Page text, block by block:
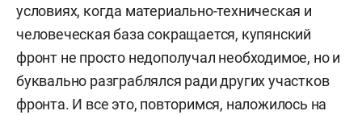
условиях, когда материально-техническая и
человеческая база сокращается, купянский
фронт не просто недополучал необходимое, но и
буквально разграблялся ради других участков
фронта. И все это, повторимся, наложилось на